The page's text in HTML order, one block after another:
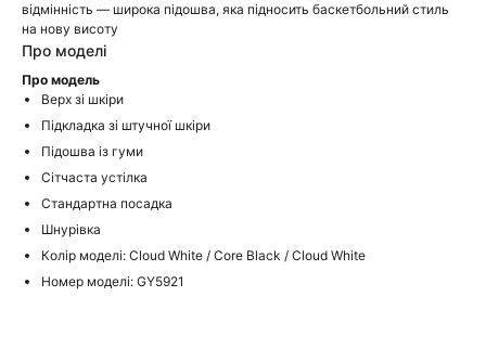
відмінність — широка підошва, яка підносить баскетбольний стиль
на нову висоту
Про моделі
Про модель
Верх зі шкіри
Підкладка зі штучної шкіри
Підошва із гуми
Сітчаста устілка
Стандартна посадка
Шнурівка
Колір моделі: Cloud White / Core Black / Cloud White
Номер моделі: GY5921